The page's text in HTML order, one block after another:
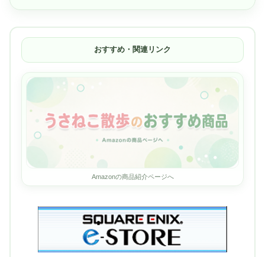
おすすめ・関連リンク
Amazonの商品紹介ページへ